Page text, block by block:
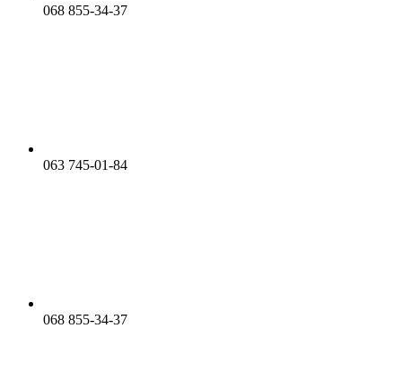
068 855-34-37
063 745-01-84
068 855-34-37